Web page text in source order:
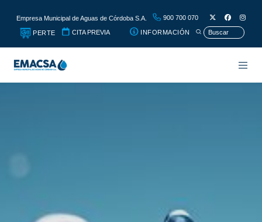
Empresa Municipal de Aguas de Córdoba S.A. 900 700 070
PERTE CITA PREVIA INFORMACIÓN